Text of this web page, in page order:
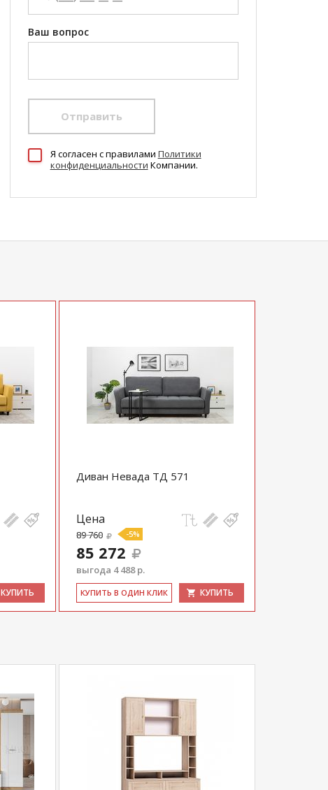
Ваш вопрос
Отправить
Я согласен c правилами Политики
конфиденциальности Компании.
КУПИТЬ
Диван Невада ТД 571
Цена
89 760 -5%
85 272
выгода 4 488 р.
КУ­ПИТЬ В ОДИН КЛИК КУПИТЬ